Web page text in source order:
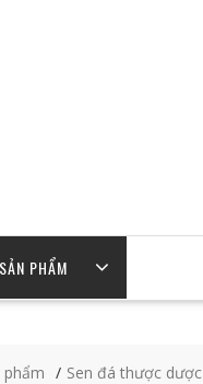
PHẨM
phẩm Sen đá thược dược